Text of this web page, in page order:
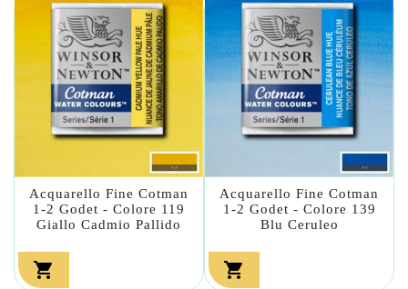
Acquarello Fine Cotman
1-2 Godet - Colore 119
Giallo Cadmio Pallido

Acquarello Fine Cotman
1-2 Godet - Colore 139
Blu Ceruleo
